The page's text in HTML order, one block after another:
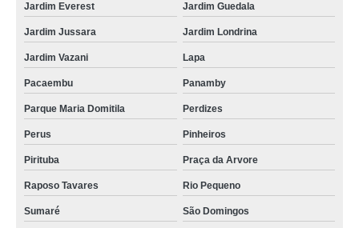
Jardim Everest Jardim Guedala
Jardim Jussara Jardim Londrina
Jardim Vazani Lapa
Pacaembu Panamby
Parque Maria Domitila Perdizes
Perus Pinheiros
Pirituba Praça da Arvore
Raposo Tavares Rio Pequeno
Sumaré São Domingos